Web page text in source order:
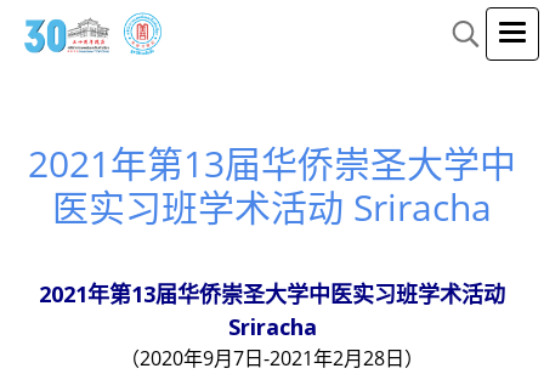
2021年第13届华侨崇圣大学中
医实习班学术活动 Sriracha
2021年第13届华侨崇圣大学中医实习班学术活动
Sriracha
（2020年9月7日-2021年2月28日）